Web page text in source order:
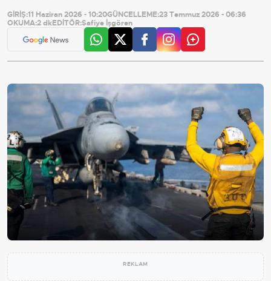
GİRİŞ:11 Haziran 2026 - 10:20GÜNCELLEME:23 Temmuz 2026 - 06:36
OKUMA:2 dkEDİTÖR:Safiye İşgören
REKLAM